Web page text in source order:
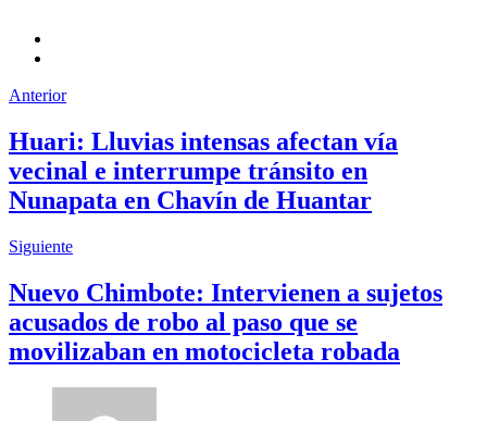
Anterior
Huari: Lluvias intensas afectan vía
vecinal e interrumpe tránsito en
Nunapata en Chavín de Huantar
Siguiente
Nuevo Chimbote: Intervienen a sujetos
acusados de robo al paso que se
movilizaban en motocicleta robada